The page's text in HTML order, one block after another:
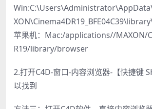
苹果机：Mac:/applications//MAXON/
R19/library/browser
2.打开C4D-窗口-内容浏览器-【快捷键
以找到